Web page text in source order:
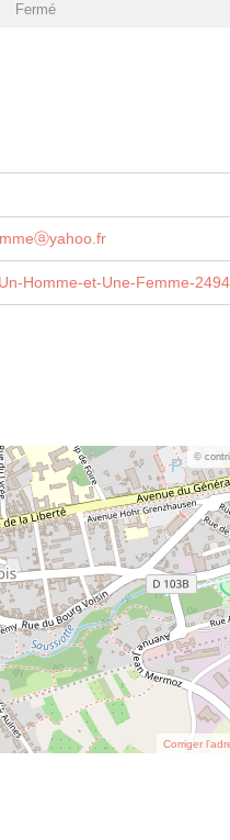
Fermé
Homme-et-Une-Femme-
©
Corriger